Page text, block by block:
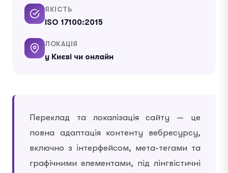
ЯКІСТЬ
ISO 17100:2015
ЛОКАЦІЯ
у Києві чи онлайн
Переклад та локалізація сайту — це
повна адаптація контенту вебресурсу,
включно з інтерфейсом, мета-тегами та
графічними елементами, під лінгвістичні